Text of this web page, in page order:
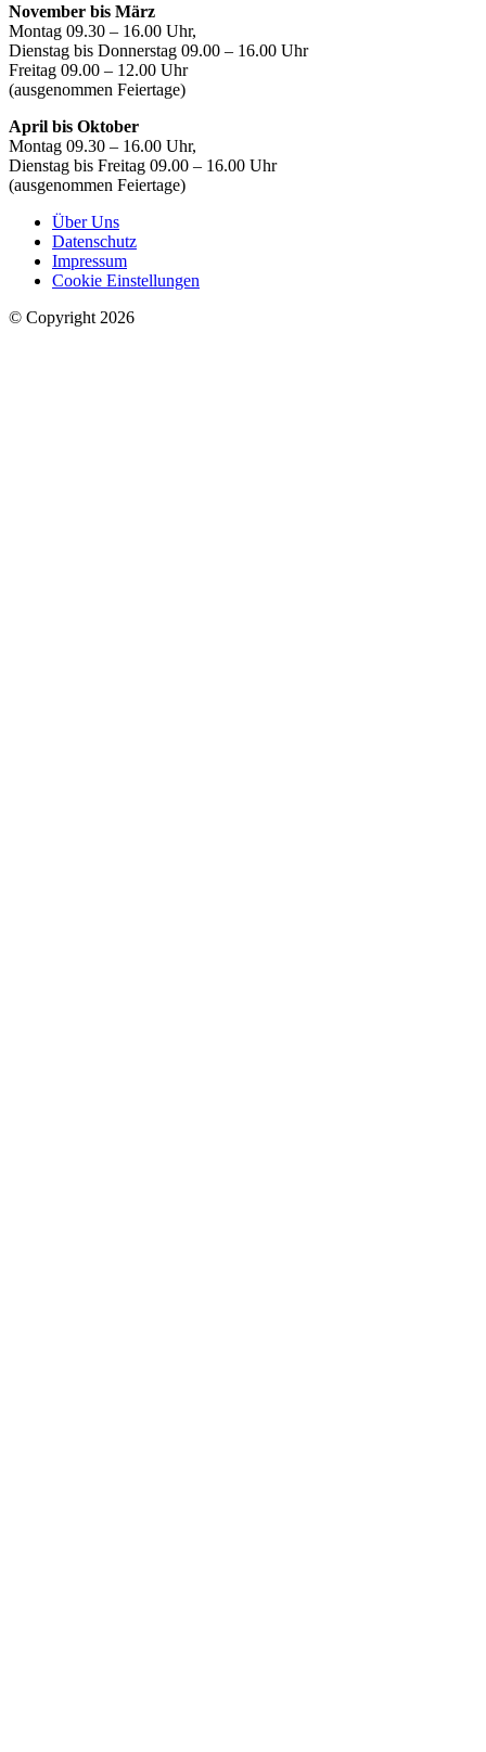
November bis März
Montag 09.30 – 16.00 Uhr,
Dienstag bis Donnerstag 09.00 – 16.00 Uhr
Freitag 09.00 – 12.00 Uhr
(ausgenommen Feiertage)
April bis Oktober
Montag 09.30 – 16.00 Uhr,
Dienstag bis Freitag 09.00 – 16.00 Uhr
(ausgenommen Feiertage)
Über Uns
Datenschutz
Impressum
Cookie Einstellungen
© Copyright 2026